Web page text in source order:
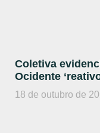
Coletiva
Ocidente
18 de outubro de